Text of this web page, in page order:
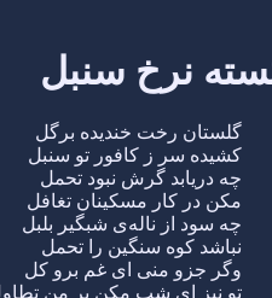
نرخ سنبل
گلستان رخت خندیده برگل
کشیده سر ز کافور تو سنبل
چه دریابد گرش نبود تحمل
مکن در کار مسکینان تغافل
چه سود از ناله‌ی شبگیر بلبل
نباشد کوه سنگین را تحمل
وگر جزو منی ای غم برو کل
تو نیز ای شب مکن بر من